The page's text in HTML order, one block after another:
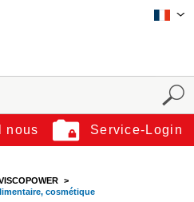
Service-Login
nous
cosmétique